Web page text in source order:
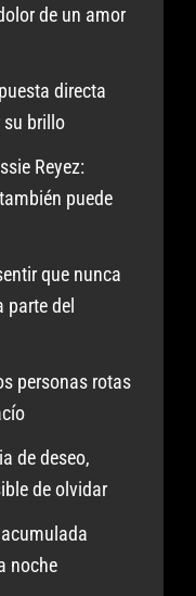
de un amor
directa
su brillo
Reyez:
puede
que nunca
del
personas rotas
de deseo,
de olvidar
noche